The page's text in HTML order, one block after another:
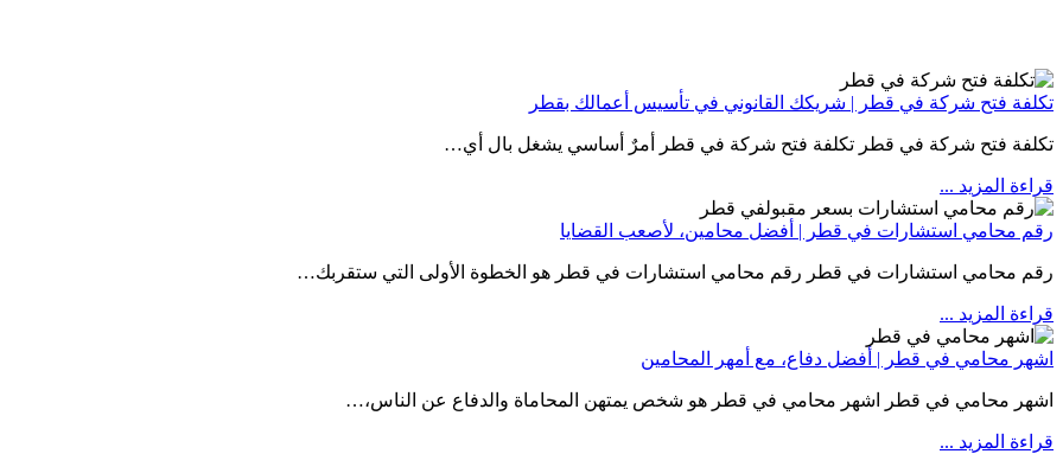
تكلفة فتح شركة في قطر | شريكك القانوني في تأسيس أعمالك بقطر
تكلفة فتح شركة في قطر تكلفة فتح شركة في قطر أمرٌ أساسي يشغل بال أي…
قراءة المزيد ...
رقم محامي استشارات في قطر | أفضل محامين، لأصعب القضايا
رقم محامي استشارات في قطر رقم محامي استشارات في قطر هو الخطوة الأولى التي ستقربك…
قراءة المزيد ...
اشهر محامي في قطر | أفضل دفاع، مع أمهر المحامين
اشهر محامي في قطر اشهر محامي في قطر هو شخص يمتهن المحاماة والدفاع عن الناس،…
قراءة المزيد ...